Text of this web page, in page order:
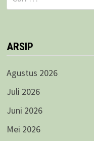
untuk:
ARSIP
Agustus 2026
Juli 2026
Juni 2026
Mei 2026